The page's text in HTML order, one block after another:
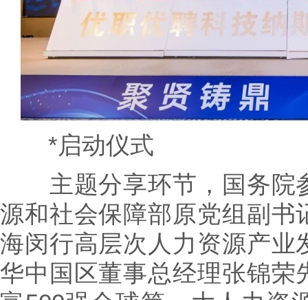
*启动仪式
主题分享环节，国务院
源和社会保障部原党组副书
海闵行高层次人力资源产业
华中国区董事总经理张锦